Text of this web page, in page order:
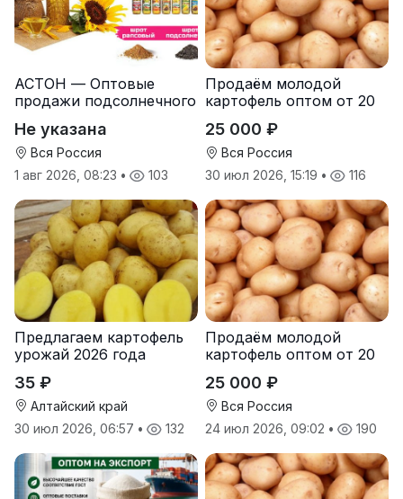
АСТОН — Оптовые
продажи подсолнечного
Экспорт
Не указана
Вся Россия
1 авг 2026, 08:23 • 103
Продаём молодой
картофель оптом от 20
25 000 ₽
Вся Россия
30 июл 2026, 15:19 • 116
Предлагаем картофель
урожай 2026 года
35 ₽
Алтайский край
30 июл 2026, 06:57 • 132
Продаём молодой
картофель оптом от 20
25 000 ₽
Вся Россия
24 июл 2026, 09:02 • 190